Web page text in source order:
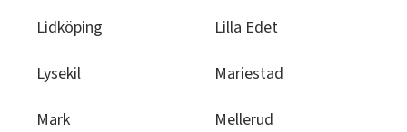
Lidköping Lilla Edet
Lysekil Mariestad
Mark Mellerud